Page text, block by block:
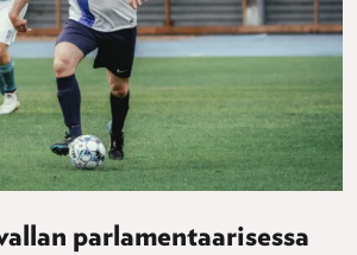
parlamentaarisessa